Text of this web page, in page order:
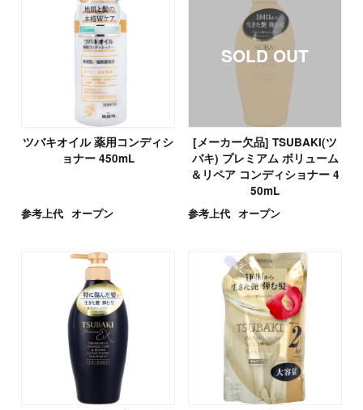
ツバキオイル 薬用コンディシ
ョナー 450mL
参考上代 オープン
[メーカー欠品] TSUBAKI(ツ
バキ) プレミアム ボリューム
＆リペア コンディショナー 4
50mL
参考上代 オープン